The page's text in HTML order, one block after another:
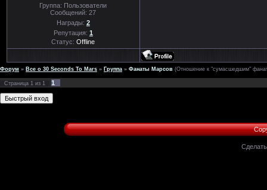
Группа: Пользователи
Сообщений:27
Награды: 2
Репутация: 1
Статус:Offline
Форум » Все о 30 Seconds To Mars » Группа » Фанаты Марсов (Отношение к "сумасшедшим"
Страница 1 из 1 1